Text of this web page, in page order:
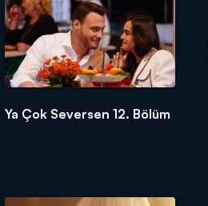
2 Eylül Cumartesi saat 20.00'da
Ya Çok Seversen 12. Bölüm